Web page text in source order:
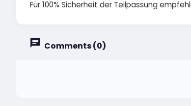
Für 100% Sicherheit der Teilpassung
Comments (0)